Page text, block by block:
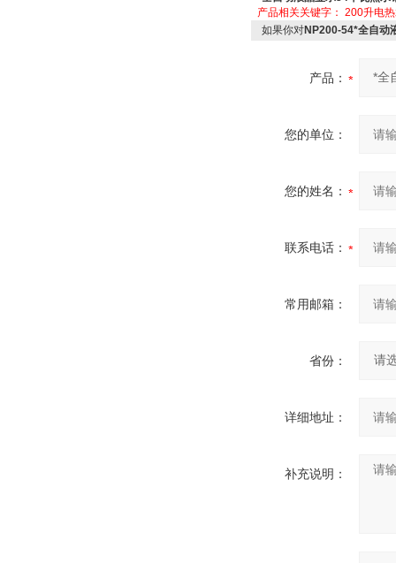
产品相关关键字： 200升电
如果你对NP200-54*全自动
产品：
您的单位：
您的姓名：
联系电话：
常用邮箱：
省份：
详细地址：
补充说明：